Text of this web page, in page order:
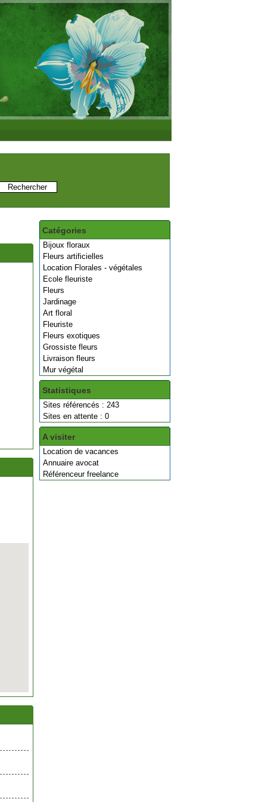
Catégories
Bijoux floraux
Fleurs artificielles
Location Florales - végétales
Ecole fleuriste
Fleurs
Jardinage
Art floral
Fleuriste
Fleurs exotiques
Grossiste fleurs
Livraison fleurs
Mur végétal
Statistiques
Sites référencés : 243
Sites en attente : 0
A visiter
Location de vacances
Annuaire avocat
Référenceur freelance